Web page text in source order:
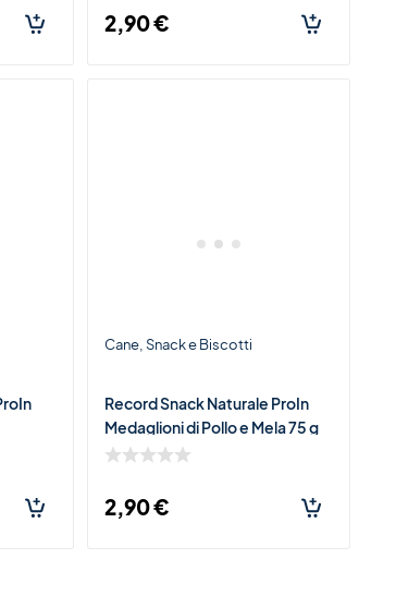
2,90€
e
Cane Snack e Biscotti
Record Snack Naturale ProIn
Medaglioni di Pollo e Mela 75 g
per Cani – Premio Morbido
2,90€